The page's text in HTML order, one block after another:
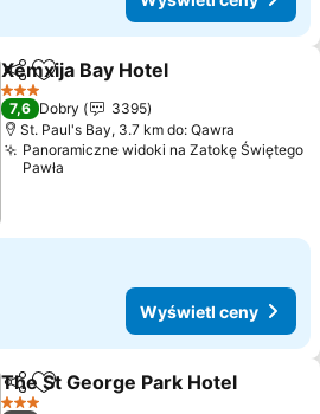
Udostępnij
Dodaj do ulubionych
Xemxija Bay Hotel
3 Kategoria
7,6 Dobry
3395
St. Paul's Bay, 3.7 km do: Qawra
Panoramiczne widoki na Zatokę Świętego
Pawła
Wyświetl ceny
Udostępnij
Dodaj do ulubionych
The St George Park Hotel
3 Kategoria